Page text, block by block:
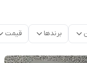
برندها قیمت